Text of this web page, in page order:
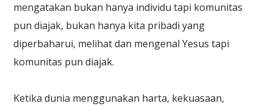
mengatakan bukan hanya individu tapi komunitas
pun diajak, bukan hanya kita pribadi yang
diperbaharui, melihat dan mengenal Yesus tapi
komunitas pun diajak.
Ketika dunia menggunakan harta, kekuasaan,